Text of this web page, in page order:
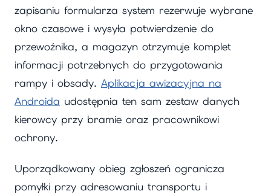
zapisaniu formularza system rezerwuje wybrane
okno czasowe i wysyła potwierdzenie do
przewoźnika, a magazyn otrzymuje komplet
informacji potrzebnych do przygotowania
rampy i obsady. Aplikacja awizacyjna na
Androida udostępnia ten sam zestaw danych
kierowcy przy bramie oraz pracownikowi
ochrony.
Uporządkowany obieg zgłoszeń ogranicza
pomyłki przy adresowaniu transportu i